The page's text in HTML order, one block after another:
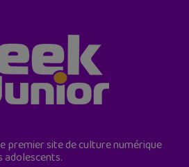
premier site de culture numérique
adolescents.